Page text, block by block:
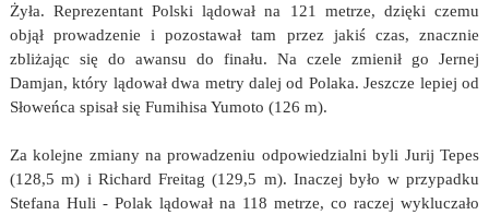
Żyła. Reprezentant Polski lądował na 121 metrze, dzięki czemu
objął prowadzenie i pozostawał tam przez jakiś czas, znacznie
zbliżając się do awansu do finału. Na czele zmienił go Jernej
Damjan, który lądował dwa metry dalej od Polaka. Jeszcze lepiej od
Słoweńca spisał się Fumihisa Yumoto (126 m).
Za kolejne zmiany na prowadzeniu odpowiedzialni byli Jurij Tepes
(128,5 m) i Richard Freitag (129,5 m). Inaczej było w przypadku
Stefana Huli - Polak lądował na 118 metrze, co raczej wykluczało